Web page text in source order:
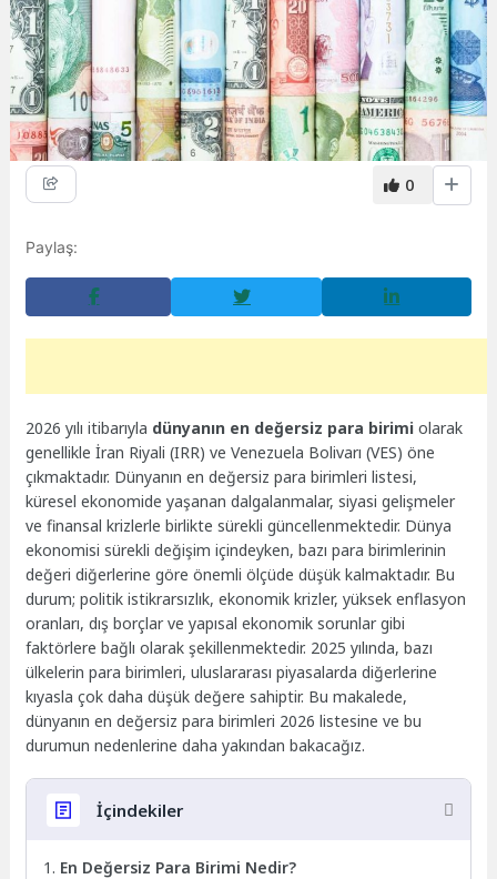
0
Paylaş:
2026 yılı itibarıyla dünyanın en değersiz para birimi olarak
genellikle İran Riyali (IRR) ve Venezuela Bolivarı (VES) öne
çıkmaktadır. Dünyanın en değersiz para birimleri listesi,
küresel ekonomide yaşanan dalgalanmalar, siyasi gelişmeler
ve finansal krizlerle birlikte sürekli güncellenmektedir. Dünya
ekonomisi sürekli değişim içindeyken, bazı para birimlerinin
değeri diğerlerine göre önemli ölçüde düşük kalmaktadır. Bu
durum; politik istikrarsızlık, ekonomik krizler, yüksek enflasyon
oranları, dış borçlar ve yapısal ekonomik sorunlar gibi
faktörlere bağlı olarak şekillenmektedir. 2025 yılında, bazı
ülkelerin para birimleri, uluslararası piyasalarda diğerlerine
kıyasla çok daha düşük değere sahiptir. Bu makalede,
dünyanın en değersiz para birimleri 2026 listesine ve bu
durumun nedenlerine daha yakından bakacağız.
İçindekiler
En Değersiz Para Birimi Nedir?